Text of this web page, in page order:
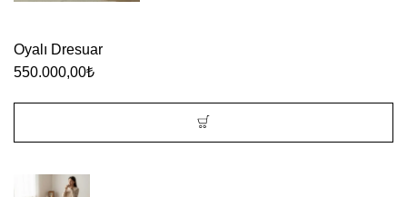
Oyalı Dresuar
550.000,00₺